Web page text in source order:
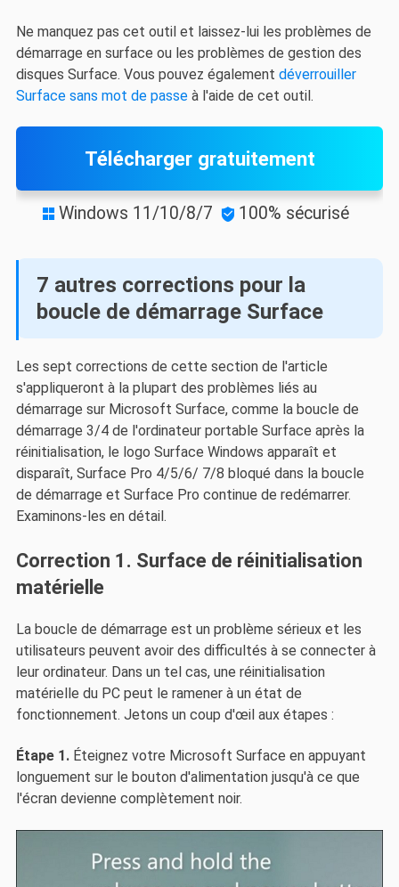
Ne manquez pas cet outil et laissez-lui les problèmes de
démarrage en surface ou les problèmes de gestion des
disques Surface. Vous pouvez également déverrouiller
Surface sans mot de passeà l'aide de cet outil.
Télécharger gratuitement
 Windows 11/10/8/7  100% sécurisé
7 autres corrections pour la
boucle de démarrage Surface
Les sept corrections de cette section de l'article
s'appliqueront à la plupart des problèmes liés au
démarrage sur Microsoft Surface, comme la boucle de
démarrage 3/4 de l'ordinateur portable Surface après la
réinitialisation, le logo Surface Windows apparaît et
disparaît, Surface Pro 4/5/6/ 7/8 bloqué dans la boucle
de démarrage et Surface Pro continue de redémarrer.
Examinons-les en détail.
Correction 1. Surface de réinitialisation
matérielle
La boucle de démarrage est un problème sérieux et les
utilisateurs peuvent avoir des difficultés à se connecter à
leur ordinateur. Dans un tel cas, une réinitialisation
matérielle du PC peut le ramener à un état de
fonctionnement. Jetons un coup d'œil aux étapes :
Étape 1.Éteignez votre Microsoft Surface en appuyant
longuement sur le bouton d'alimentation jusqu'à ce que
l'écran devienne complètement noir.